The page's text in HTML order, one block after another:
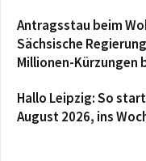
Antragsstau beim
Sächsische
Millionen-Kürzungen
Hallo Leipzig: So
August 2026, ins